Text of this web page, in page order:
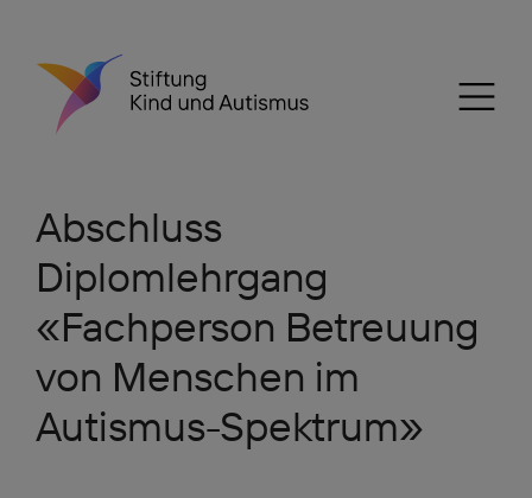
Abschluss
Diplomlehrgang
«Fachperson Betreuung
von Menschen im
Autismus-Spektrum»